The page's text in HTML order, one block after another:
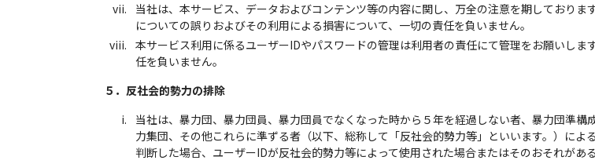
当社は、本サービス、データおよびコンテンツ等の内容に関し、万全の注意を期しており
についての誤りおよびその利用による損害について、一切の責任を負いません。
本サービス利用に係るユーザーIDやパスワードの管理は利用者の責任にて管理をお願いし
任を負いません。
５．反社会的勢力の排除
当社は、暴力団、暴力団員、暴力団員でなくなった時から５年を経過しない者、暴力団準
力集団、その他これらに準ずる者（以下、総称して「反社会的勢力等」といいます。）に
判断した場合、ユーザーIDが反社会的勢力等によって使用された場合またはそのおそれが